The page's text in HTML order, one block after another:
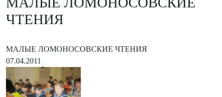
ЧТЕНИЯ
МАЛЫЕ ЛОМОНОСОВСКИЕ ЧТЕНИЯ
07.04.2011